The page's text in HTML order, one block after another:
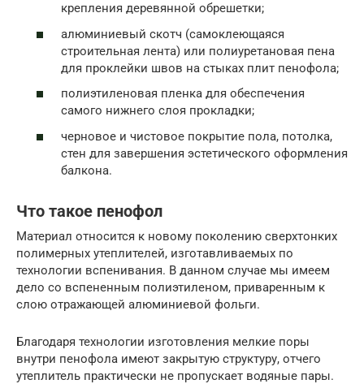
крепления деревянной обрешетки;
алюминиевый скотч (самоклеющаяся
строительная лента) или полиуретановая пена
для проклейки швов на стыках плит пенофола;
полиэтиленовая пленка для обеспечения
самого нижнего слоя прокладки;
черновое и чистовое покрытие пола, потолка,
стен для завершения эстетического оформления
балкона.
Что такое пенофол
Материал относится к новому поколению сверхтонких
полимерных утеплителей, изготавливаемых по
технологии вспенивания. В данном случае мы имеем
дело со вспененным полиэтиленом, приваренным к
слою отражающей алюминиевой фольги.
Благодаря технологии изготовления мелкие поры
внутри пенофола имеют закрытую структуру, отчего
утеплитель практически не пропускает водяные пары.